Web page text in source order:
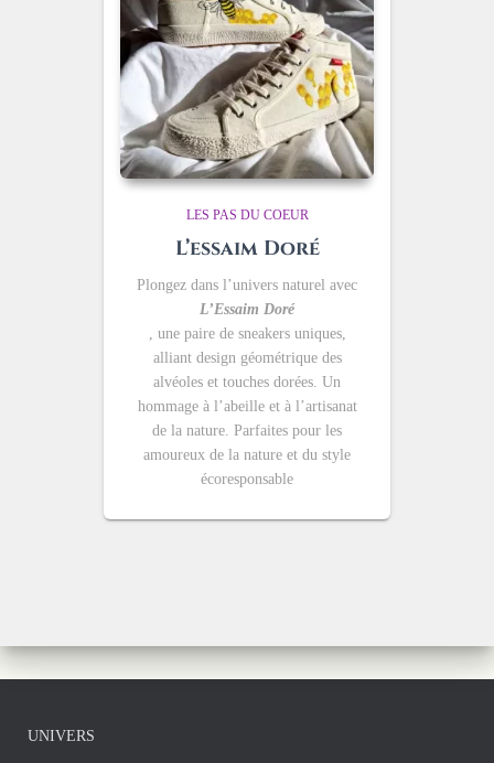
LES PAS DU COEUR
L’essaim Doré
Plongez dans l’univers naturel avec
L’Essaim Doré
, une paire de sneakers uniques,
alliant design géométrique des
alvéoles et touches dorées. Un
hommage à l’abeille et à l’artisanat
de la nature. Parfaites pour les
amoureux de la nature et du style
écoresponsable
UNIVERS